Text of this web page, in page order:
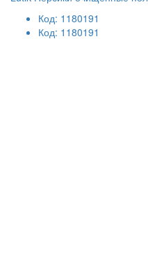
Код: 1180191
Код: 1180191